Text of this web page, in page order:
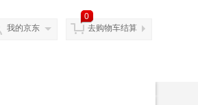
我的京东
0
去购物车结算